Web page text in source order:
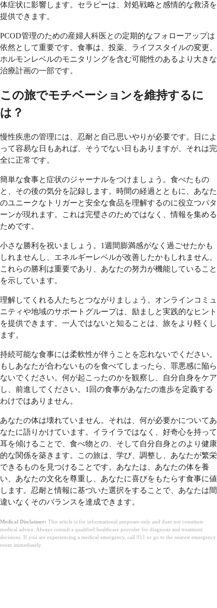
体症状に影響します。セラピーは、対処戦略と感情的な救済を
提供できます。
PCOD管理のための産婦人科医との定期的なフォローアップは
依然として重要です。食事は、投薬、ライフスタイルの変更、
ホルモンレベルのモニタリングを含む可能性のあるより大きな
治療計画の一部です。
この旅でモチベーションを維持するに
は？
慢性疾患の管理には、忍耐と自己思いやりが必要です。日によ
って容易な日もあれば、そうでない日もありますが、それは完
全に正常です。
簡単な食事と症状のジャーナルをつけましょう。食べたもの
と、その後の気分を記録します。時間の経過とともに、あなた
のユニークなトリガーと安全な食品を理解するのに役立つパタ
ーンが現れます。これは完璧さのためではなく、情報を集める
ためです。
小さな勝利を祝いましょう。1週間膨満感がなく過ごせたかも
しれませんし、エネルギーレベルが改善したかもしれません。
これらの勝利は重要であり、あなたの努力が機能していること
を示しています。
理解してくれる人たちとつながりましょう。オンラインコミュ
ニティや地域のサポートグループは、励ましと実践的なヒント
を提供できます。一人ではないと知ることは、旅をより軽くし
ます。
持続可能な食事には柔軟性が伴うことを忘れないでください。
もしあなたが合わないものを食べてしまったら、罪悪感に陥ら
ないでください。何が起こったのかを観察し、自分自身をケア
し、前進してください。1回の食事があなたの進歩を定義する
わけではありません。
あなたの体は壊れていません。それは、何が必要かについてあ
なたに語りかけています。イライラではなく、好奇心を持って
耳を傾けることで、食べ物との、そして自分自身とのより健康
的な関係を築きます。この旅は、学び、調整し、あなたが繁栄
できるものを見つけることです。あなたは、あなたの体を養
い、あなたの文化を尊重し、あなたに喜びをもたらす食事に値
します。忍耐と情報に基づいた選択をすることで、あなたは間
違いなくそのバランスを達成できます。
Medical Disclaimer: This article is for informational purposes only and does not constitute
medical advice. Always consult a qualified healthcare provider for diagnosis and treatment
decisions. If you are experiencing a medical emergency, call 911 or go to the nearest emergency
room immediately.